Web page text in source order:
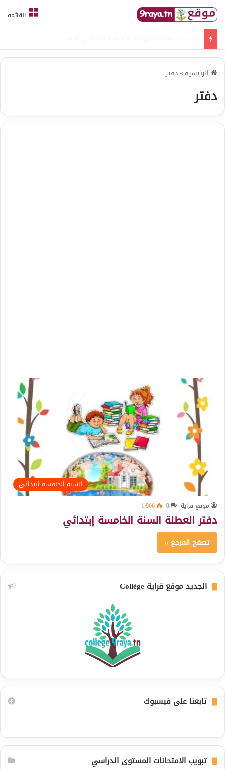
القائمة
الرئيسية »دفتر
دفتر
السنة الخامسة ابتدائي
موقع قراية 0 1٬966
دفتر العطلة السنة الخامسة إبتدائي
تصفح المرجع »
الجديد موقع قراية Collège
تابعنا على فيسبوك
تبويب الامتحانات المستوى الدراسي